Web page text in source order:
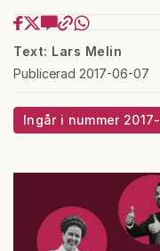
Text: Lars Melin
Publicerad 2017-06-07
Ingår i nummer